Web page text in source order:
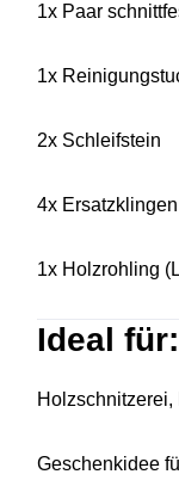
1x Paar
1x
2x Schleifstein
4x Ersatzklingen
1x Holzrohling
Ideal für:
Geschenkidee